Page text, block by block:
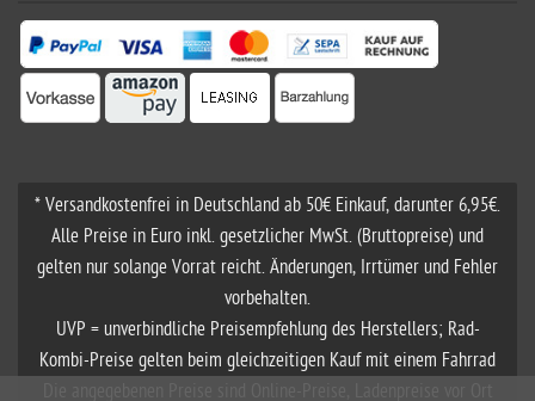
* Versandkostenfrei in Deutschland ab 50€ Einkauf, darunter 6,95€.
Alle Preise in Euro inkl. gesetzlicher MwSt. (Bruttopreise) und
gelten nur solange Vorrat reicht. Änderungen, Irrtümer und Fehler
vorbehalten.
UVP = unverbindliche Preisempfehlung des Herstellers; Rad-
Kombi-Preise gelten beim gleichzeitigen Kauf mit einem Fahrrad